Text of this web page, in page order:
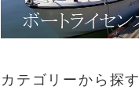
カテゴリーから探す